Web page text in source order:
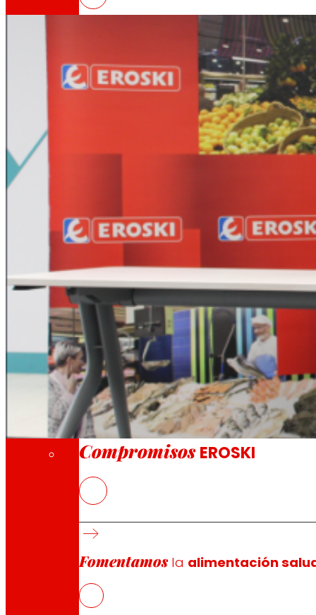
Así somos
Todo nuestro ADN: un viaje por la misión, la
Fundación
A través de nuestra Fundación impulsamos
Compromisos
Compromisos EROSKI
Fomentamosla alimentación
La colaboración pone un acento especial
Elorrio, 28 de enero de 2026 .-EROSKIy elParque
valores que comparten ambas organizaciones como